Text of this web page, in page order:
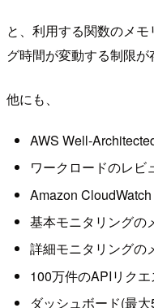
と、利用する関数のメ
グ時間が変動する制限が
他にも、
AWS Well-
ワークロードのレビ
Amazon CloudWatch
基本モニタリングの
詳細モニタリングの
100万件のAPIリクエ
ダッシュボード(最